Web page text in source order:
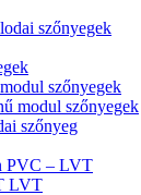
szőnyegek
szőnyegek
modul szőnyegek
szőnyeg
PVC – LVT
LVT